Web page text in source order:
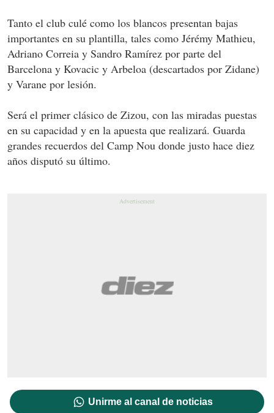
Tanto el club culé como los blancos presentan bajas
importantes en su plantilla, tales como Jérémy Mathieu,
Adriano Correia y Sandro Ramírez por parte del
Barcelona y Kovacic y Arbeloa (descartados por Zidane)
y Varane por lesión.
Será el primer clásico de Zizou, con las miradas puestas
en su capacidad y en la apuesta que realizará. Guarda
grandes recuerdos del Camp Nou donde justo hace diez
años disputó su último.
Unirme al canal de noticias